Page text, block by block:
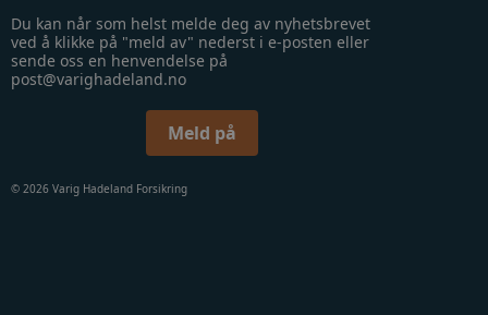
Du kan når som helst melde deg av nyhetsbrevet
ved å klikke på "meld av" nederst i e-posten eller
sende oss en henvendelse på
post@varighadeland.no
Meld på
© 2026 Varig Hadeland Forsikring